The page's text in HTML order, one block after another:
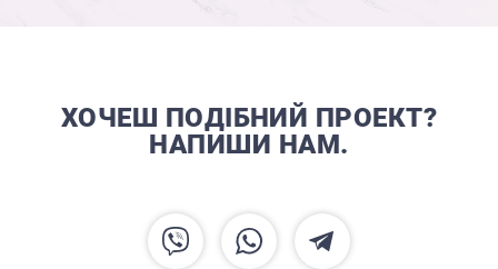
ХОЧЕШ ПОДІБНИЙ ПРОЕКТ?
НАПИШИ НАМ.